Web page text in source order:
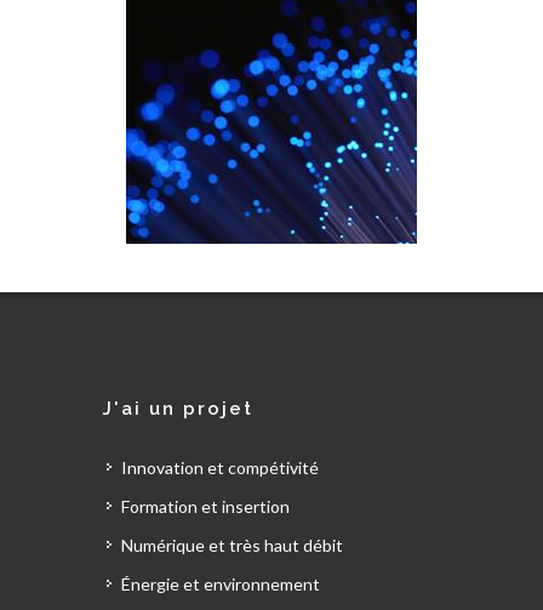
J'ai un projet
Innovation et compétivité
Formation et insertion
Numérique et très haut débit
Énergie et environnement